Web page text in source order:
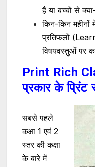
हैं या बच्चों से
किन-किन
प्रतिफलों
विषयवस्तुओं पर
Print Rich
प्रकार के प्रिंट
सबसे पहले
कक्षा 1 एवं 2
स्तर की कक्षा
के बारे में